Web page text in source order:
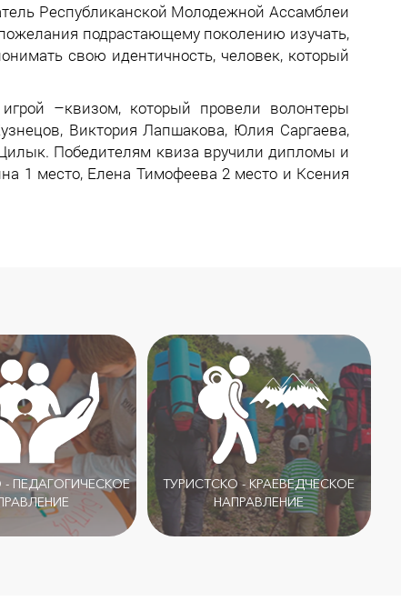
Республиканской Молодежной Ассамблеи
подрастающему поколению изучать,
свою идентичность, человек, который
–квизом, который провели волонтеры
Виктория Лапшакова, Юлия Саргаева,
Победителям квиза вручили дипломы и
1 место, Елена Тимофеева 2 место и Ксения
ПЕДАГОГИЧЕСКОЕ
ТУРИСТСКО - КРАЕВЕДЧЕСКОЕ
НАПРАВЛЕНИЕ